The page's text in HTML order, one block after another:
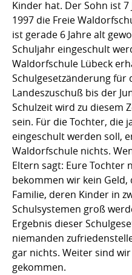
Kinder hat. Der Sohn ist
1997 die Freie
ist gerade 6 Jahre alt
Schuljahr eingeschult
Waldorfschule Lübeck
Schulgesetzänderung für
Landeszuschuß bis der
Schulzeit wird zu diesem
sein. Für die Tochter, die
eingeschult werden soll,
Waldorfschule nichts.
Eltern sagt: Eure
bekommen wir kein
Familie, deren Kinder in
Schulsystemen groß
Ergebnis dieser
niemanden
gar nichts. Weiter sind
gekommen.